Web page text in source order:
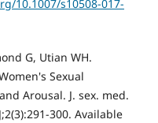
10.1007/s10508-017-
G, Utian WH.
Sexual
Arousal. J. sex. med.
300. Available